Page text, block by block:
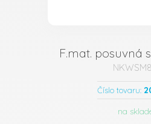
F.mat. posuvná
Číslo tovaru:
na